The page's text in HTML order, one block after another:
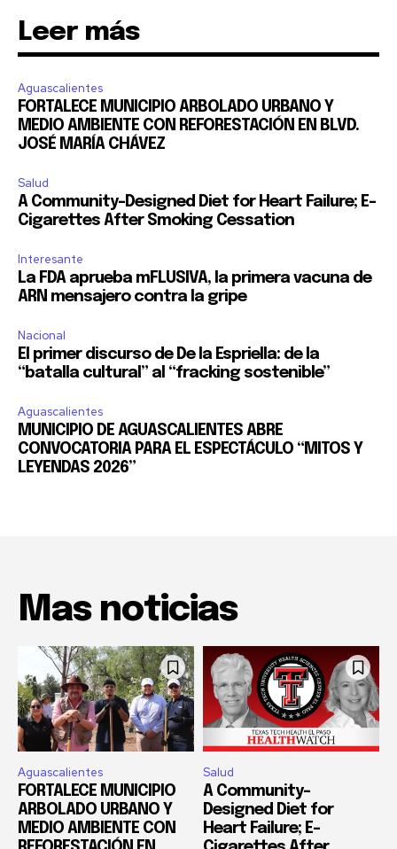
32,111
Seguidores Seguidores Seguidores
Leer más
Aguascalientes
FORTALECE MUNICIPIO ARBOLADO URBANO Y
MEDIO AMBIENTE CON REFORESTACIÓN EN BLVD.
JOSÉ MARÍA CHÁVEZ
Salud
A Community-Designed Diet for Heart Failure; E-
Cigarettes After Smoking Cessation
Interesante
La FDA aprueba mFLUSIVA, la primera vacuna de
ARN mensajero contra la gripe
Nacional
El primer discurso de De la Espriella: de la
“batalla cultural” al “fracking sostenible”
Aguascalientes
MUNICIPIO DE AGUASCALIENTES ABRE
CONVOCATORIA PARA EL ESPECTÁCULO “MITOS Y
LEYENDAS 2026”
Mas noticias
Aguascalientes
FORTALECE MUNICIPIO
ARBOLADO URBANO Y
MEDIO AMBIENTE CON
Salud
A Community-
Designed Diet for
Heart Failure; E-